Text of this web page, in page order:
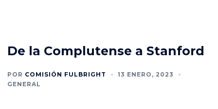
De la Complutense a Stanford
POR COMISIÓN FULBRIGHT
13 ENERO, 2023
GENERAL